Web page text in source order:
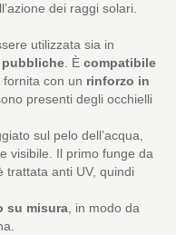
dei raggi solari.
utilizzata sia in
. È compatibile
fornita con un rinforzo in
presenti degli occhielli
sul pelo dell’acqua,
visibile. Il primo funge da
trattata anti UV, quindi
su misura , in modo da